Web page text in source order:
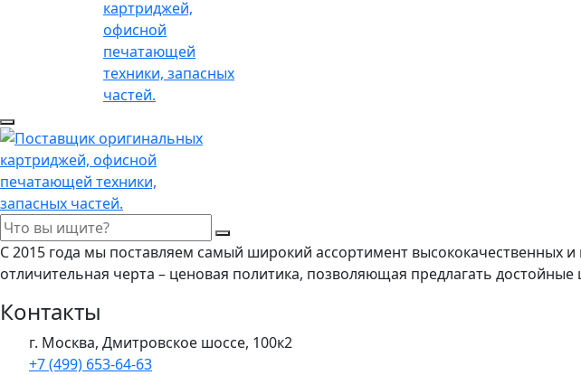
С 2015 года мы поставляем самый широкий ассортимент
отличительная черта – ценовая политика, позволяющая предлагать
Контакты
г. Москва, Дмитровское шоссе, 100к2
+7 (499) 653-64-63